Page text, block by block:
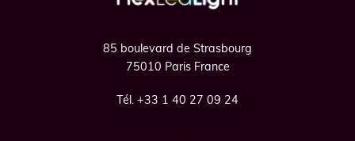
85 boulevard de Strasbourg
75010 Paris France
Tél. +33 1 40 27 09 24